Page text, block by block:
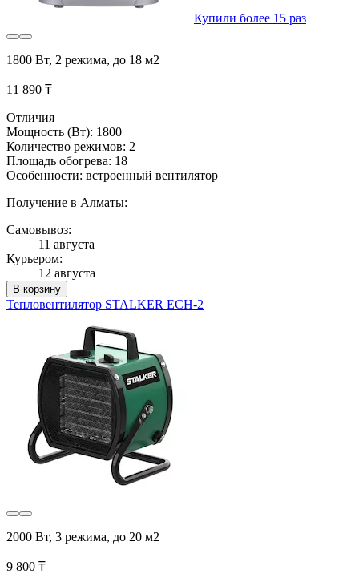
Купили более 15 раз
1800 Вт, 2 режима, до 18 м2
11 890 ₸
Отличия
Мощность (Вт): 1800
Количество режимов: 2
Площадь обогрева: 18
Особенности: встроенный вентилятор
Получение в Алматы:
Самовывоз:
11 августа
Курьером:
12 августа
В корзину
Тепловентилятор STALKER ECH-2
2000 Вт, 3 режима, до 20 м2
9 800 ₸